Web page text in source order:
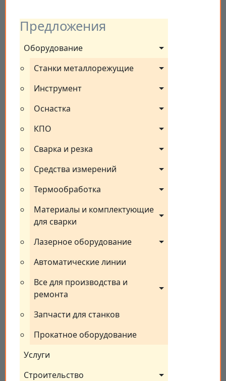
Предложения
Оборудование
Станки металлорежущие
Инструмент
Оснастка
КПО
Сварка и резка
Средства измерений
Термообработка
Материалы и комплектующие
для сварки
Лазерное оборудование
Автоматические линии
Все для производства и
ремонта
Запчасти для станков
Прокатное оборудование
Услуги
Строительство